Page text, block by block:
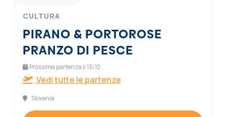
CULTURA
PIRANO & PORTOROSE
PRANZO DI PESCE
Prossima partenza il 13/12
Vedi tutte le partenze
Slovenia